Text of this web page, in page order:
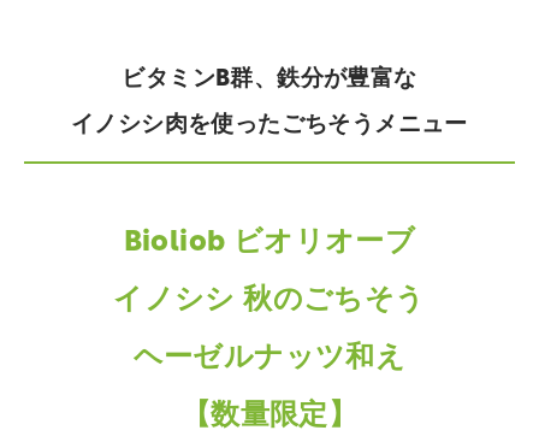
ビタミンB群、鉄分が豊富な
イノシシ肉を使ったごちそうメニュー
Bioliob ビオリオーブ
イノシシ 秋のごちそう
ヘーゼルナッツ和え
【数量限定】